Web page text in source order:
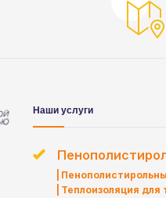
Наши услуги
Теплоизоляция для